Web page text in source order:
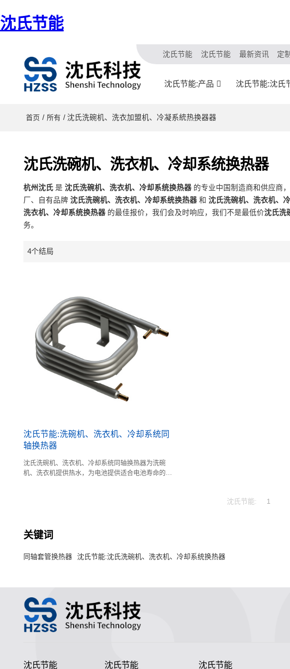
沈氏节能
沈氏节能 沈氏节能 最新资讯 定
沈氏节能:产品 沈氏节能:沈氏
首页 / 所有 / 沈氏洗碗机、洗衣加盟机、冷凝系統热换器器
沈氏洗碗机、洗衣机、冷却系统换热器
杭州沈氏是 沈氏洗碗机、洗衣机、冷却系统换热器的专业中国制造商和供应商
厂、自有品牌 沈氏洗碗机、洗衣机、冷却系统换热器和 沈氏洗碗机、洗衣机、
洗衣机、冷却系统换热器的最佳报价，我们会及时响应，我们不是最低价沈氏洗
务。
4个结局
沈氏节能:洗碗机、洗衣机、冷却系统同
轴换热器
沈氏洗碗机、洗衣机、冷却系统同轴换热器为洗碗
机、洗衣机提供热水，为电池提供适合电池寿命的温
沈氏节能: 1
关键词
同轴套管换热器 沈氏节能:沈氏洗碗机、洗衣机、冷却系统换热器
沈氏节能 沈氏节能 沈氏节能